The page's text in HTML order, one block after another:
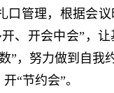
口管理，根据会
、开会中会”，
”，努力做到自我
“节约会”。